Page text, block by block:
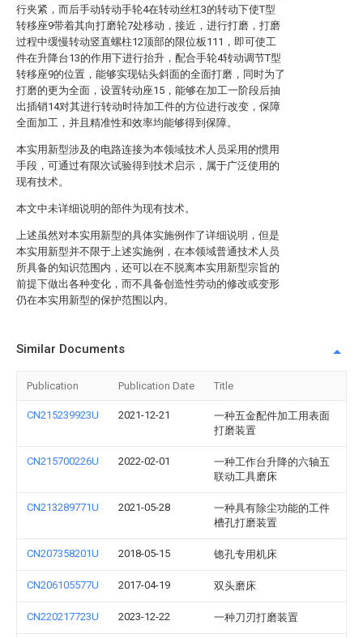
行夹紧，而后手动转动手轮4在转动丝杠3的转动下使T型
转移座9带着其向打磨轮7处移动，接近，进行打磨，打磨
过程中缓慢转动竖直螺柱12顶部的限位板111，即可使工
件在升降台13的作用下进行抬升，配合手轮4转动调节T型
转移座9的位置，能够实现钻头斜面的全面打磨，同时为了
打磨的更为全面，设置转动座15，能够在加工一阶段后抽
出插销14对其进行转动时待加工件的方位进行改变，保障
全面加工，并且精准性和效率均能够得到保障。
本实用新型涉及的电路连接为本领域技术人员采用的惯用
手段，可通过有限次试验得到技术启示，属于广泛使用的
现有技术。
本文中未详细说明的部件为现有技术。
上述虽然对本实用新型的具体实施例作了详细说明，但是
本实用新型并不限于上述实施例，在本领域普通技术人员
所具备的知识范围内，还可以在不脱离本实用新型宗旨的
前提下做出各种变化，而不具备创造性劳动的修改或变形
仍在本实用新型的保护范围以内。
Similar Documents
Publication Publication Date Title
CN215239923U 2021-12-21
一种五金配件加工用表面
打磨装置
CN215700226U 2022-02-01
一种工作台升降的六轴五
联动工具磨床
CN213289771U 2021-05-28
一种具有除尘功能的工件
槽孔打磨装置
CN207358201U 2018-05-15 锪孔专用机床
CN206105577U 2017-04-19 双头磨床
CN220217723U 2023-12-22 一种刀刃打磨装置